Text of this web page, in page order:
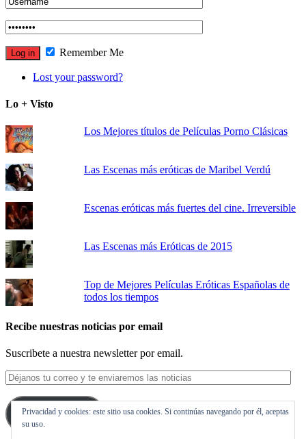
Remember Me
Lost your password?
Lo + Visto
Los Mejores títulos de Películas Porno Clásicas
Las Escenas más eróticas de Maribel Verdú
Escenas eróticas más fuertes del cine. Irreversible
Las Escenas más Eróticas de 2015
Top de Mejores Películas Eróticas Españolas de
todos los tiempos
Recibe nuestras noticias por email
Suscribete a nuestra newsletter por email.
Déjanos
tu
correo
y
te
Suscribirse
Privacidad y cookies: este sitio usa cookies. Si continúas navegando por él, aceptas
su uso.